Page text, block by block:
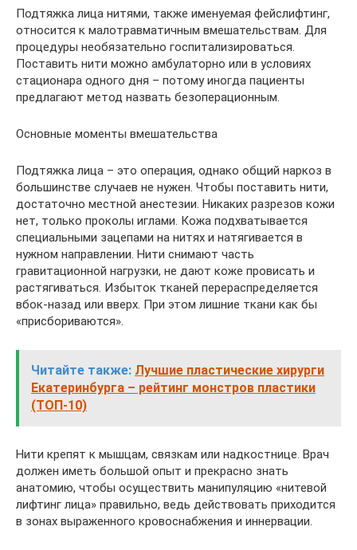
Подтяжка лица нитями, также именуемая фейслифтинг,
относится к малотравматичным вмешательствам. Для
процедуры необязательно госпитализироваться.
Поставить нити можно амбулаторно или в условиях
стационара одного дня – потому иногда пациенты
предлагают метод назвать безоперационным.
Основные моменты вмешательства
Подтяжка лица – это операция, однако общий наркоз в
большинстве случаев не нужен. Чтобы поставить нити,
достаточно местной анестезии. Никаких разрезов кожи
нет, только проколы иглами. Кожа подхватывается
специальными зацепами на нитях и натягивается в
нужном направлении. Нити снимают часть
гравитационной нагрузки, не дают коже провисать и
растягиваться. Избыток тканей перераспределяется
вбок-назад или вверх. При этом лишние ткани как бы
«присбориваются».
Читайте также: Лучшие пластические хирурги
Екатеринбурга – рейтинг монстров пластики
(ТОП-10)
Нити крепят к мышцам, связкам или надкостнице. Врач
должен иметь большой опыт и прекрасно знать
анатомию, чтобы осуществить манипуляцию «нитевой
лифтинг лица» правильно, ведь действовать приходится
в зонах выраженного кровоснабжения и иннервации.